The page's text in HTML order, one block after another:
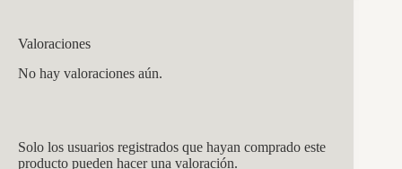
Valoraciones
No hay valoraciones aún.
Solo los usuarios registrados que hayan comprado este
producto pueden hacer una valoración.